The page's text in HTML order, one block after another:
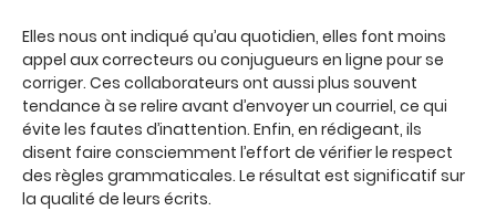
Elles nous ont indiqué qu’au quotidien, elles font moins
appel aux correcteurs ou conjugueurs en ligne pour se
corriger. Ces collaborateurs ont aussi plus souvent
tendance à se relire avant d’envoyer un courriel, ce qui
évite les fautes d’inattention. Enfin, en rédigeant, ils
disent faire consciemment l’effort de vérifier le respect
des règles grammaticales. Le résultat est significatif sur
la qualité de leurs écrits.